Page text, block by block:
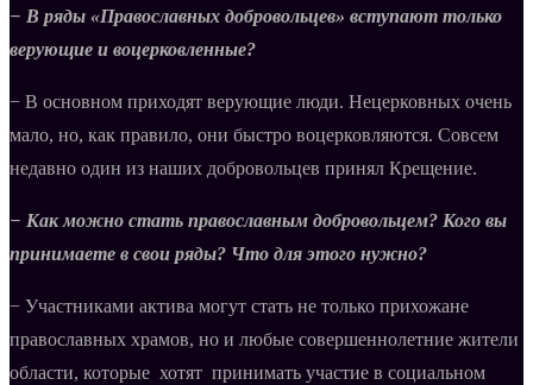
− В ряды «Православных добровольцев» вступают только
верующие и воцерковленные?
− В основном приходят верующие люди. Нецерковных очень
мало, но, как правило, они быстро воцерковляются. Совсем
недавно один из наших добровольцев принял Крещение.
− Как можно стать православным добровольцем? Кого вы
принимаете в свои ряды? Что для этого нужно?
− Участниками актива могут стать не только прихожане
православных храмов, но и любые совершеннолетние жители
области, которые хотят принимать участие в социальном